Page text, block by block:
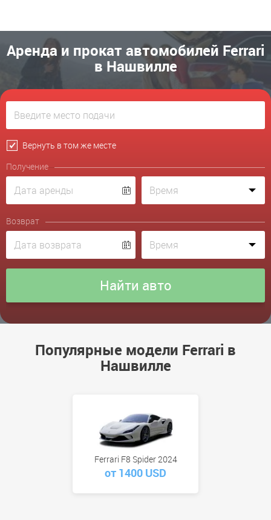
Аренда и прокат автомобилей Ferrari
в Нашвилле
Вернуть в том же месте
Получение
Возврат
Популярные модели Ferrari в
Нашвилле
Ferrari F8 Spider 2024
от 1400 USD